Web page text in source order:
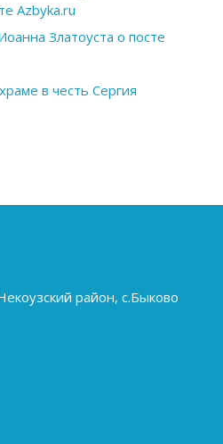
Azbyka.ru
Златоуста о посте
в честь Сергия
район, с.Быково